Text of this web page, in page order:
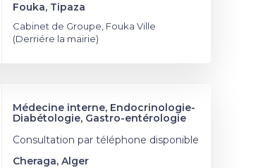
Fouka, Tipaza
Cabinet de Groupe, Fouka Ville
(Derriére la mairie)
Médecine interne, Endocrinologie-
Diabétologie, Gastro-entérologie
Consultation par téléphone disponible
Cheraga, Alger